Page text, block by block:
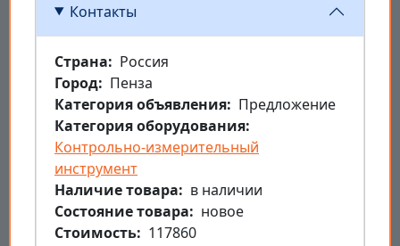
Контакты
Страна
Россия
Город
Пенза
Категория объявления
Предложение
Категория оборудования
Контрольно-измерительный
инструмент
Наличие товара
в наличии
Состояние товара
новое
Стоимость
117860